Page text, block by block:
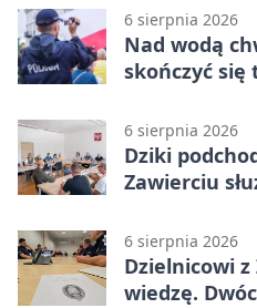
6 sierpnia 2026
Nad wodą
skończyć się
6 sierpnia 2026
Dziki
Zawierciu
6 sierpnia 2026
Dzielnicowi
wiedzę.